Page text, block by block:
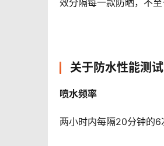
效分隔每一款防晒，不至
关于防水性能测试
喷水频率
两小时内每隔20分钟的6